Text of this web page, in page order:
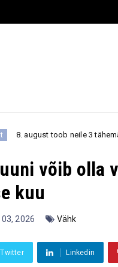
3 tähemärgile kauaoodatud
võib olla
kuu
2026 Vähk
Twitter Linkedin